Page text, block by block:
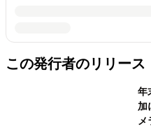
この発行者のリリース
年
加